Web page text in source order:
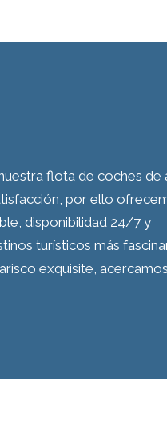
flota de coches de
por ello
disponibilidad 24/7 y
turísticos más
exquisite,